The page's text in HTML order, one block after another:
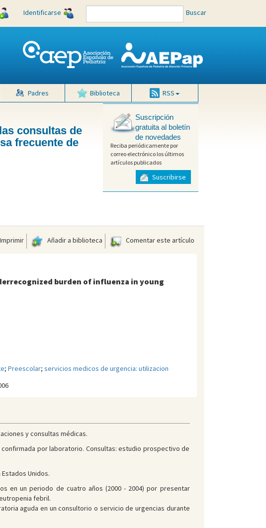
Identificarse Buscar
Padres Biblioteca RSS
consultas de
frecuente de
Suscripción
gratuita al boletín
de novedades
Reciba periódicamente por
correo electrónico los últimos
artículos publicados
Suscribirse
Imprimir Añadir a biblioteca Comentar este artículo
burden of influenza in young
; Preescolar; servicios medicos de urgencia: utilizacion
y consultas médicas.
por laboratorio. Consultas: estudio prospectivo de
Unidos.
en un periodo de cuatro años (2000 - 2004) por presentar
febril.
aguda en un consultorio o servicio de urgencias durante